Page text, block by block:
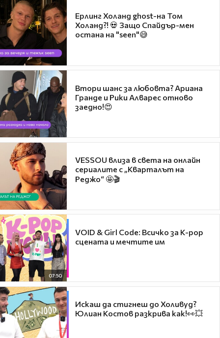
Ерлинг Холанд ghost-на Том
Холанд?! 💀 Защо Спайдър-мен
остана на "seen"😅
Втори шанс за любовта? Ариана
Гранде и Рики Алварес отново
заедно!😍
VESSOU влиза в света на онлайн
сериалите с „Кварталът на
Реджо“ 🤩🎬
07:50
VOID & Girl Code: Всичко за K-pop
сцената и мечтите им
Искаш да стигнеш до Холивуд?
Юлиан Костов разкрива как!👀💥